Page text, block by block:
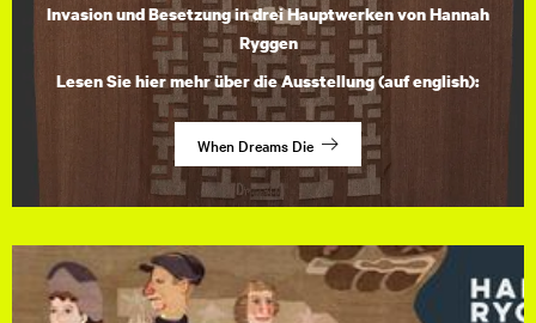
Invasion und Besetzung in drei Hauptwerken von Hannah
Ryggen
Lesen Sie hier mehr über die Ausstellung (auf english):
When Dreams Die